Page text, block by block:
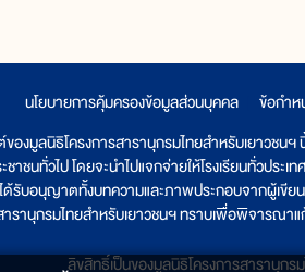
นโยบายการคุ้มครองข้อมูลส่วนบุคคล
ข้อกำห
องมูลนิธิโครงการสารานุกรมไทยสำหรับเยาวช
ชาชนทั่วไป โดยจะนำไปแจกจ่ายให้โรงเรียนทั่ว
รับอนุญาตทั้งบทความและภาพประกอบจากผู้เขียน
รานุกรมไทยสำหรับเยาวชนฯ ทราบเพื่อพิจารณา
ลิขสิทธิ์เป็นของมูลนิธิโครงการสารานุกร